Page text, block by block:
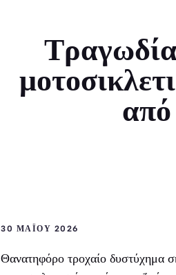
30 ΜΑΪ́ΟΥ 2026
Θανατηφόρο τροχαίο δυστύχημα